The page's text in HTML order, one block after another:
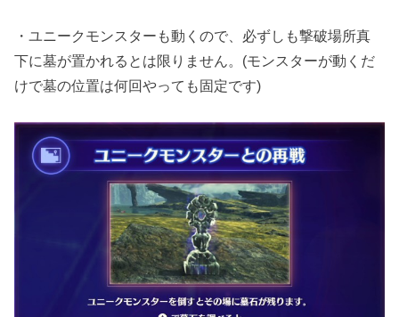
・ユニークモンスターも動くので、必ずしも撃破場所真
下に墓が置かれるとは限りません。(モンスターが動くだ
けで墓の位置は何回やっても固定です)